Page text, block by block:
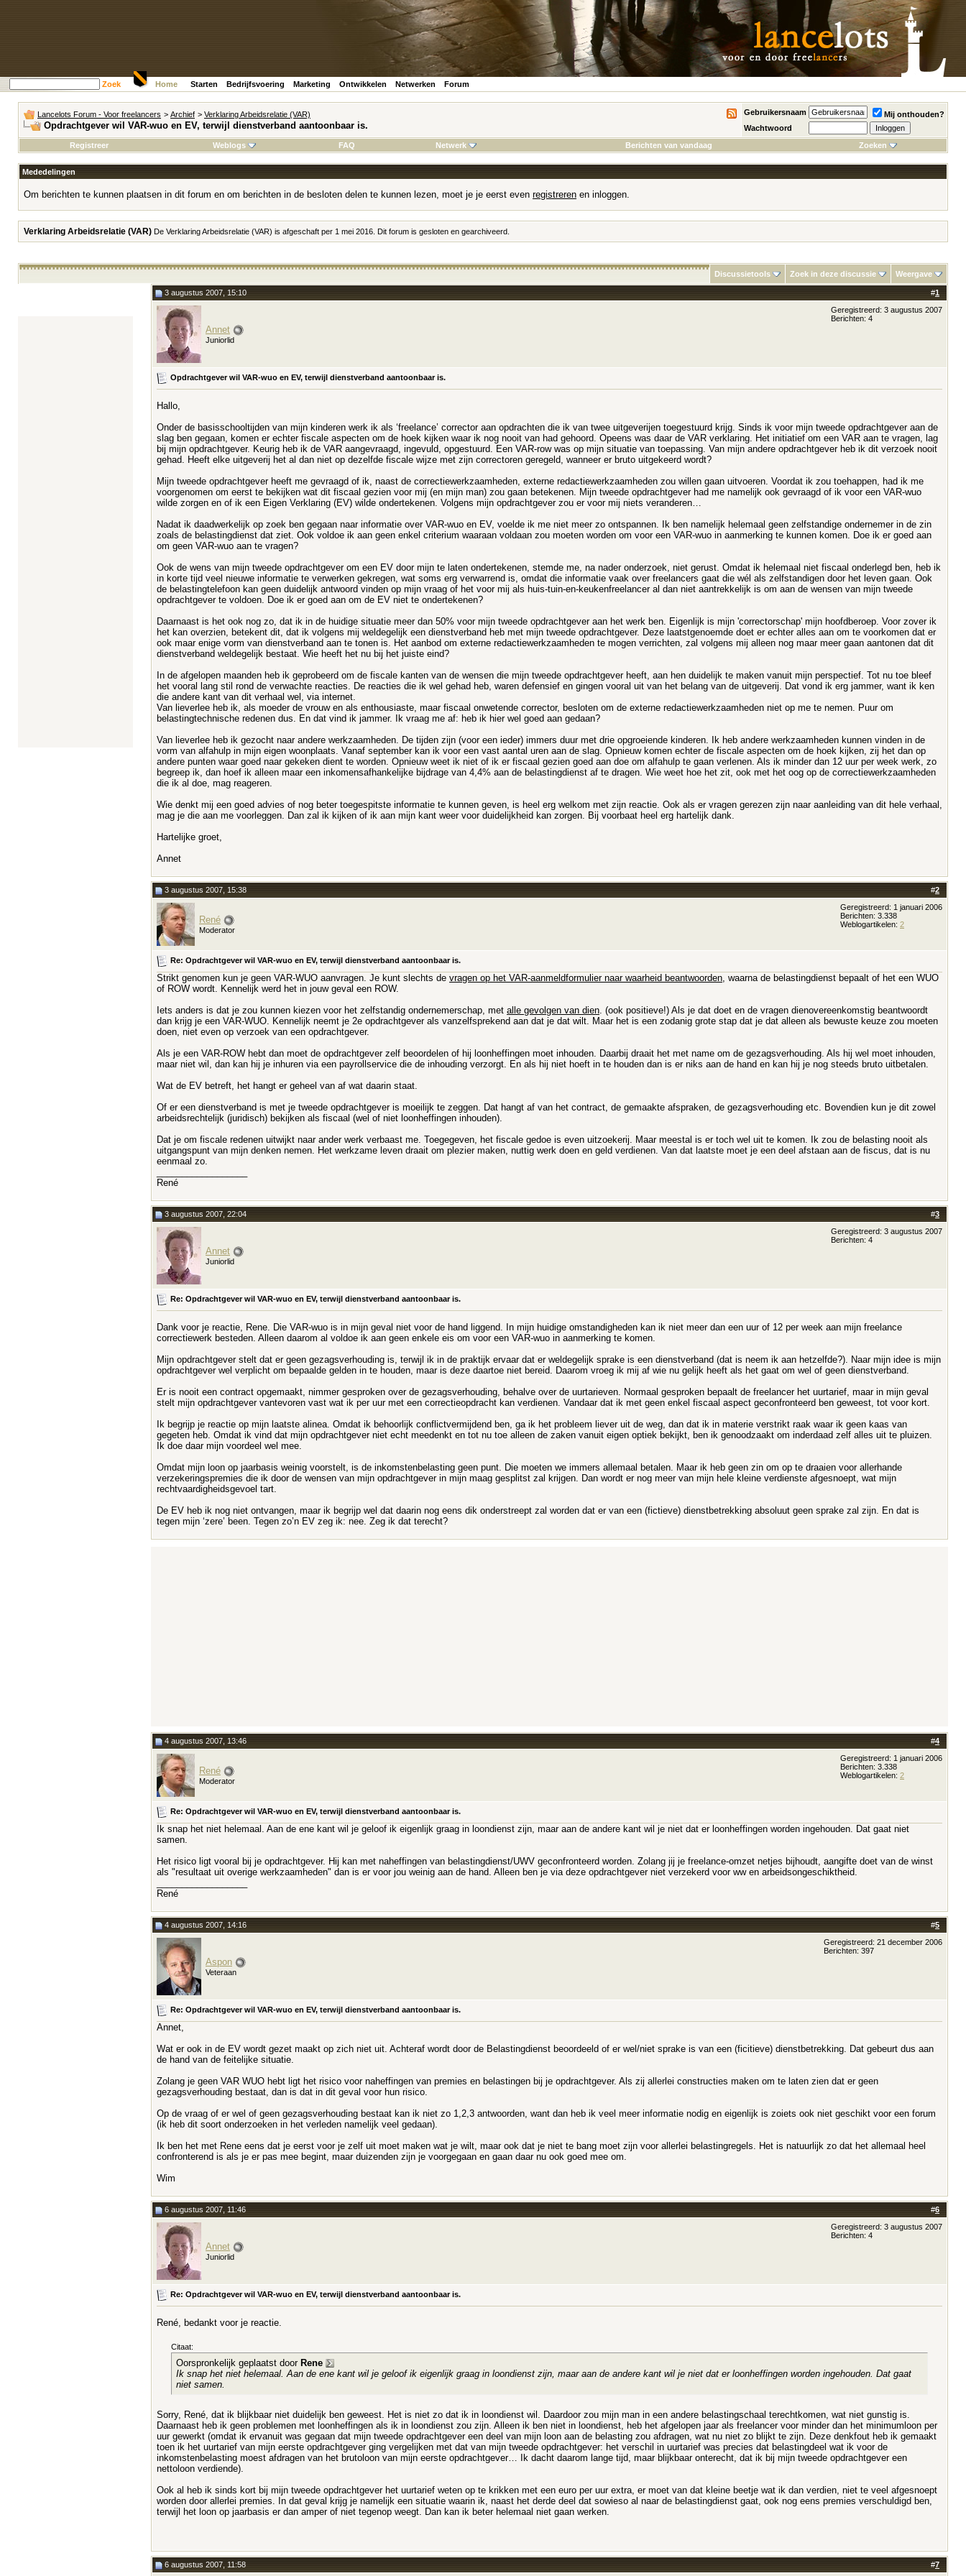
Zoek Home Starten Bedrijfsvoering Marketing Ontwikkelen Netwerken Forum
Lancelots Forum - Voor freelancers > Archief > Verklaring Arbeidsrelatie (VAR)
Opdrachtgever wil VAR-wuo en EV, terwijl dienstverband aantoonbaar is.
Gebruikersnaam
Mij onthouden?
Wachtwoord
Registreer
Weblogs FAQ Netwerk Berichten van vandaag Zoeken
Mededelingen
Om berichten te kunnen plaatsen in dit forum en om berichten in de besloten delen te kunnen lezen, moet je je eerst even registreren en inloggen.
Verklaring Arbeidsrelatie (VAR) De Verklaring Arbeidsrelatie (VAR) is afgeschaft per 1 mei 2016. Dit forum is gesloten en gearchiveerd.
Discussietools Zoek in deze discussie Weergave
#1
3 augustus 2007, 15:10
Annet
Juniorlid
Geregistreerd: 3 augustus 2007
Berichten: 4
Opdrachtgever wil VAR-wuo en EV, terwijl dienstverband aantoonbaar is.
Hallo,
Onder de basisschooltijden van mijn kinderen werk ik als ‘freelance’ corrector aan opdrachten die ik van twee uitgeverijen toegestuurd krijg. Sinds ik voor mijn tweede opdrachtgever aan de
slag ben gegaan, komen er echter fiscale aspecten om de hoek kijken waar ik nog nooit van had gehoord. Opeens was daar de VAR verklaring. Het initiatief om een VAR aan te vragen, lag
bij mijn opdrachtgever. Keurig heb ik de VAR aangevraagd, ingevuld, opgestuurd. Een VAR-row was op mijn situatie van toepassing. Van mijn andere opdrachtgever heb ik dit verzoek nooit
gehad. Heeft elke uitgeverij het al dan niet op dezelfde fiscale wijze met zijn correctoren geregeld, wanneer er bruto uitgekeerd wordt?
Mijn tweede opdrachtgever heeft me gevraagd of ik, naast de correctiewerkzaamheden, externe redactiewerkzaamheden zou willen gaan uitvoeren. Voordat ik zou toehappen, had ik me
voorgenomen om eerst te bekijken wat dit fiscaal gezien voor mij (en mijn man) zou gaan betekenen. Mijn tweede opdrachtgever had me namelijk ook gevraagd of ik voor een VAR-wuo
wilde zorgen en of ik een Eigen Verklaring (EV) wilde ondertekenen. Volgens mijn opdrachtgever zou er voor mij niets veranderen…
Nadat ik daadwerkelijk op zoek ben gegaan naar informatie over VAR-wuo en EV, voelde ik me niet meer zo ontspannen. Ik ben namelijk helemaal geen zelfstandige ondernemer in de zin
zoals de belastingdienst dat ziet. Ook voldoe ik aan geen enkel criterium waaraan voldaan zou moeten worden om voor een VAR-wuo in aanmerking te kunnen komen. Doe ik er goed aan
om geen VAR-wuo aan te vragen?
Ook de wens van mijn tweede opdrachtgever om een EV door mijn te laten ondertekenen, stemde me, na nader onderzoek, niet gerust. Omdat ik helemaal niet fiscaal onderlegd ben, heb ik
in korte tijd veel nieuwe informatie te verwerken gekregen, wat soms erg verwarrend is, omdat die informatie vaak over freelancers gaat die wél als zelfstandigen door het leven gaan. Ook
de belastingtelefoon kan geen duidelijk antwoord vinden op mijn vraag of het voor mij als huis-tuin-en-keukenfreelancer al dan niet aantrekkelijk is om aan de wensen van mijn tweede
opdrachtgever te voldoen. Doe ik er goed aan om de EV niet te ondertekenen?
Daarnaast is het ook nog zo, dat ik in de huidige situatie meer dan 50% voor mijn tweede opdrachtgever aan het werk ben. Eigenlijk is mijn 'correctorschap' mijn hoofdberoep. Voor zover ik
het kan overzien, betekent dit, dat ik volgens mij weldegelijk een dienstverband heb met mijn tweede opdrachtgever. Deze laatstgenoemde doet er echter alles aan om te voorkomen dat er
ook maar enige vorm van dienstverband aan te tonen is. Het aanbod om externe redactiewerkzaamheden te mogen verrichten, zal volgens mij alleen nog maar meer gaan aantonen dat dit
dienstverband weldegelijk bestaat. Wie heeft het nu bij het juiste eind?
In de afgelopen maanden heb ik geprobeerd om de fiscale kanten van de wensen die mijn tweede opdrachtgever heeft, aan hen duidelijk te maken vanuit mijn perspectief. Tot nu toe bleef
het vooral lang stil rond de verwachte reacties. De reacties die ik wel gehad heb, waren defensief en gingen vooral uit van het belang van de uitgeverij. Dat vond ik erg jammer, want ik ken
die andere kant van dit verhaal wel, via internet.
Van lieverlee heb ik, als moeder de vrouw en als enthousiaste, maar fiscaal onwetende corrector, besloten om de externe redactiewerkzaamheden niet op me te nemen. Puur om
belastingtechnische redenen dus. En dat vind ik jammer. Ik vraag me af: heb ik hier wel goed aan gedaan?
Van lieverlee heb ik gezocht naar andere werkzaamheden. De tijden zijn (voor een ieder) immers duur met drie opgroeiende kinderen. Ik heb andere werkzaamheden kunnen vinden in de
vorm van alfahulp in mijn eigen woonplaats. Vanaf september kan ik voor een vast aantal uren aan de slag. Opnieuw komen echter de fiscale aspecten om de hoek kijken, zij het dan op
andere punten waar goed naar gekeken dient te worden. Opnieuw weet ik niet of ik er fiscaal gezien goed aan doe om alfahulp te gaan verlenen. Als ik minder dan 12 uur per week werk, zo
begreep ik, dan hoef ik alleen maar een inkomensafhankelijke bijdrage van 4,4% aan de belastingdienst af te dragen. Wie weet hoe het zit, ook met het oog op de correctiewerkzaamheden
die ik al doe, mag reageren.
Wie denkt mij een goed advies of nog beter toegespitste informatie te kunnen geven, is heel erg welkom met zijn reactie. Ook als er vragen gerezen zijn naar aanleiding van dit hele verhaal,
mag je die aan me voorleggen. Dan zal ik kijken of ik aan mijn kant weer voor duidelijkheid kan zorgen. Bij voorbaat heel erg hartelijk dank.
Hartelijke groet,
Annet
#2
3 augustus 2007, 15:38
René
Moderator
Geregistreerd: 1 januari 2006
Berichten: 3.338
Weblogartikelen: 2
Re: Opdrachtgever wil VAR-wuo en EV, terwijl dienstverband aantoonbaar is.
Strikt genomen kun je geen VAR-WUO aanvragen. Je kunt slechts de vragen op het VAR-aanmeldformulier naar waarheid beantwoorden , waarna de belastingdienst bepaalt of het een WUO
of ROW wordt. Kennelijk werd het in jouw geval een ROW.
Iets anders is dat je zou kunnen kiezen voor het zelfstandig ondernemerschap, met alle gevolgen van dien . (ook positieve!) Als je dat doet en de vragen dienovereenkomstig beantwoordt
dan krijg je een VAR-WUO. Kennelijk neemt je 2e opdrachtgever als vanzelfsprekend aan dat je dat wilt. Maar het is een zodanig grote stap dat je dat alleen als bewuste keuze zou moeten
doen, niet even op verzoek van een opdrachtgever.
Als je een VAR-ROW hebt dan moet de opdrachtgever zelf beoordelen of hij loonheffingen moet inhouden. Daarbij draait het met name om de gezagsverhouding. Als hij wel moet inhouden,
maar niet wil, dan kan hij je inhuren via een payrollservice die de inhouding verzorgt. En als hij niet hoeft in te houden dan is er niks aan de hand en kan hij je nog steeds bruto uitbetalen.
Wat de EV betreft, het hangt er geheel van af wat daarin staat.
Of er een dienstverband is met je tweede opdrachtgever is moeilijk te zeggen. Dat hangt af van het contract, de gemaakte afspraken, de gezagsverhouding etc. Bovendien kun je dit zowel
arbeidsrechtelijk (juridisch) bekijken als fiscaal (wel of niet loonheffingen inhouden).
Dat je om fiscale redenen uitwijkt naar ander werk verbaast me. Toegegeven, het fiscale gedoe is even uitzoekerij. Maar meestal is er toch wel uit te komen. Ik zou de belasting nooit als
uitgangspunt van mijn denken nemen. Het werkzame leven draait om plezier maken, nuttig werk doen en geld verdienen. Van dat laatste moet je een deel afstaan aan de fiscus, dat is nu
eenmaal zo.
René
#3
3 augustus 2007, 22:04
Annet
Juniorlid
Geregistreerd: 3 augustus 2007
Berichten: 4
Re: Opdrachtgever wil VAR-wuo en EV, terwijl dienstverband aantoonbaar is.
Dank voor je reactie, Rene. Die VAR-wuo is in mijn geval niet voor de hand liggend. In mijn huidige omstandigheden kan ik niet meer dan een uur of 12 per week aan mijn freelance
correctiewerk besteden. Alleen daarom al voldoe ik aan geen enkele eis om voor een VAR-wuo in aanmerking te komen.
Mijn opdrachtgever stelt dat er geen gezagsverhouding is, terwijl ik in de praktijk ervaar dat er weldegelijk sprake is een dienstverband (dat is neem ik aan hetzelfde?). Naar mijn idee is mijn
opdrachtgever wel verplicht om bepaalde gelden in te houden, maar is deze daartoe niet bereid. Daarom vroeg ik mij af wie nu gelijk heeft als het gaat om wel of geen dienstverband.
Er is nooit een contract opgemaakt, nimmer gesproken over de gezagsverhouding, behalve over de uurtarieven. Normaal gesproken bepaalt de freelancer het uurtarief, maar in mijn geval
stelt mijn opdrachtgever vantevoren vast wat ik per uur met een correctieopdracht kan verdienen. Vandaar dat ik met geen enkel fiscaal aspect geconfronteerd ben geweest, tot voor kort.
Ik begrijp je reactie op mijn laatste alinea. Omdat ik behoorlijk conflictvermijdend ben, ga ik het probleem liever uit de weg, dan dat ik in materie verstrikt raak waar ik geen kaas van
gegeten heb. Omdat ik vind dat mijn opdrachtgever niet echt meedenkt en tot nu toe alleen de zaken vanuit eigen optiek bekijkt, ben ik genoodzaakt om inderdaad zelf alles uit te pluizen.
Ik doe daar mijn voordeel wel mee.
Omdat mijn loon op jaarbasis weinig voorstelt, is de inkomstenbelasting geen punt. Die moeten we immers allemaal betalen. Maar ik heb geen zin om op te draaien voor allerhande
verzekeringspremies die ik door de wensen van mijn opdrachtgever in mijn maag gesplitst zal krijgen. Dan wordt er nog meer van mijn hele kleine verdienste afgesnoept, wat mijn
rechtvaardigheidsgevoel tart.
De EV heb ik nog niet ontvangen, maar ik begrijp wel dat daarin nog eens dik onderstreept zal worden dat er van een (fictieve) dienstbetrekking absoluut geen sprake zal zijn. En dat is
tegen mijn ‘zere’ been. Tegen zo’n EV zeg ik: nee. Zeg ik dat terecht?
#4
4 augustus 2007, 13:46
René
Moderator
Geregistreerd: 1 januari 2006
Berichten: 3.338
Weblogartikelen: 2
Re: Opdrachtgever wil VAR-wuo en EV, terwijl dienstverband aantoonbaar is.
Ik snap het niet helemaal. Aan de ene kant wil je geloof ik eigenlijk graag in loondienst zijn, maar aan de andere kant wil je niet dat er loonheffingen worden ingehouden. Dat gaat niet
samen.
Het risico ligt vooral bij je opdrachtgever. Hij kan met naheffingen van belastingdienst/UWV geconfronteerd worden. Zolang jij je freelance-omzet netjes bijhoudt, aangifte doet van de winst
als "resultaat uit overige werkzaamheden" dan is er voor jou weinig aan de hand. Alleen ben je via deze opdrachtgever niet verzekerd voor ww en arbeidsongeschiktheid.
René
#5
4 augustus 2007, 14:16
Aspon
Veteraan
Geregistreerd: 21 december 2006
Berichten: 397
Re: Opdrachtgever wil VAR-wuo en EV, terwijl dienstverband aantoonbaar is.
Annet,
Wat er ook in de EV wordt gezet maakt op zich niet uit. Achteraf wordt door de Belastingdienst beoordeeld of er wel/niet sprake is van een (ficitieve) dienstbetrekking. Dat gebeurt dus aan
de hand van de feitelijke situatie.
Zolang je geen VAR WUO hebt ligt het risico voor naheffingen van premies en belastingen bij je opdrachtgever. Als zij allerlei constructies maken om te laten zien dat er geen
gezagsverhouding bestaat, dan is dat in dit geval voor hun risico.
Op de vraag of er wel of geen gezagsverhouding bestaat kan ik niet zo 1,2,3 antwoorden, want dan heb ik veel meer informatie nodig en eigenlijk is zoiets ook niet geschikt voor een forum
(ik heb dit soort onderzoeken in het verleden namelijk veel gedaan).
Ik ben het met Rene eens dat je eerst voor je zelf uit moet maken wat je wilt, maar ook dat je niet te bang moet zijn voor allerlei belastingregels. Het is natuurlijk zo dat het allemaal heel
confronterend is als je er pas mee begint, maar duizenden zijn je voorgegaan en gaan daar nu ook goed mee om.
Wim
#6
6 augustus 2007, 11:46
Annet
Juniorlid
Geregistreerd: 3 augustus 2007
Berichten: 4
Re: Opdrachtgever wil VAR-wuo en EV, terwijl dienstverband aantoonbaar is.
René, bedankt voor je reactie.
Citaat:
Oorspronkelijk geplaatst door Rene
Ik snap het niet helemaal. Aan de ene kant wil je geloof ik eigenlijk graag in loondienst zijn, maar aan de andere kant wil je niet dat er loonheffingen worden ingehouden. Dat gaat
niet samen.
Sorry, René, dat ik blijkbaar niet duidelijk ben geweest. Het is niet zo dat ik in loondienst wil. Daardoor zou mijn man in een andere belastingschaal terechtkomen, wat niet gunstig is.
Daarnaast heb ik geen problemen met loonheffingen als ik in loondienst zou zijn. Alleen ik ben niet in loondienst, heb het afgelopen jaar als freelancer voor minder dan het minimumloon per
uur gewerkt (omdat ik ervanuit was gegaan dat mijn tweede opdrachtgever een deel van mijn loon aan de belasting zou afdragen, wat nu niet zo blijkt te zijn. Deze denkfout heb ik gemaakt
toen ik het uurtarief van mijn eerste opdrachtgever ging vergelijken met dat van mijn tweede opdrachtgever: het verschil in uurtarief was precies dat belastingdeel wat ik voor de
inkomstenbelasting moest afdragen van het brutoloon van mijn eerste opdrachtgever… Ik dacht daarom lange tijd, maar blijkbaar onterecht, dat ik bij mijn tweede opdrachtgever een
nettoloon verdiende).
Ook al heb ik sinds kort bij mijn tweede opdrachtgever het uurtarief weten op te krikken met een euro per uur extra, er moet van dat kleine beetje wat ik dan verdien, niet te veel afgesnoept
worden door allerlei premies. In dat geval krijg je namelijk een situatie waarin ik, naast het derde deel dat sowieso al naar de belastingdienst gaat, ook nog eens premies verschuldigd ben,
terwijl het loon op jaarbasis er dan amper of niet tegenop weegt. Dan kan ik beter helemaal niet gaan werken.
#7
6 augustus 2007, 11:58